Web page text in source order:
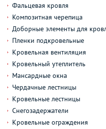
Фальцевая кровля
Композитная черепица
Доборные элементы для
Пленки подкровельные
Кровельная вентиляция
Кровельный утеплитель
Мансардные окна
Чердачные лестницы
Кровельные лестницы
Снегозадержатели
Кровельные ограждения